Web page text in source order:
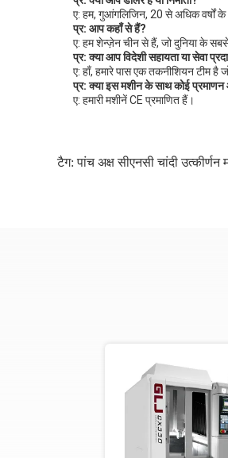
ए: हम, गुआंगलिजिन, 20 से अधिक वर्षों
प्र: आप कहाँ से हैं?
ए: हम शेन्ज़ेन चीन से हैं, जो दुनिया के
प्र: क्या आप विदेशी सहायता या सेवा
ए: हाँ, हमारे पास एक तकनीशियन टीम है
प्र: क्या इस मशीन के साथ कोई
ए: हमारी मशीनें CE प्रमाणित हैं।
टैग:पांच अक्ष सीएनसी चांदी उत्कीर्णन